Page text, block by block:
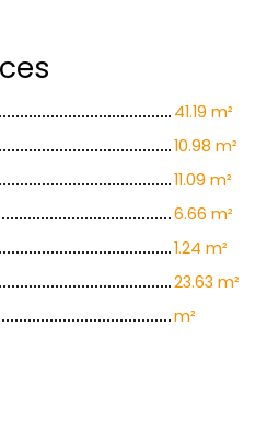
41.19 m²
10.98 m²
11.09 m²
6.66 m²
1.24 m²
23.63 m²
m²